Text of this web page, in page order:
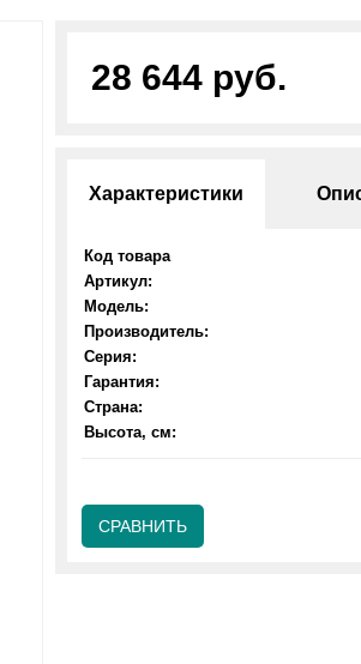
28 644 руб.
Характеристики
Код товара
Артикул:
Модель:
Производитель:
Серия:
Гарантия:
Страна:
Высота, см:
СРАВНИТЬ